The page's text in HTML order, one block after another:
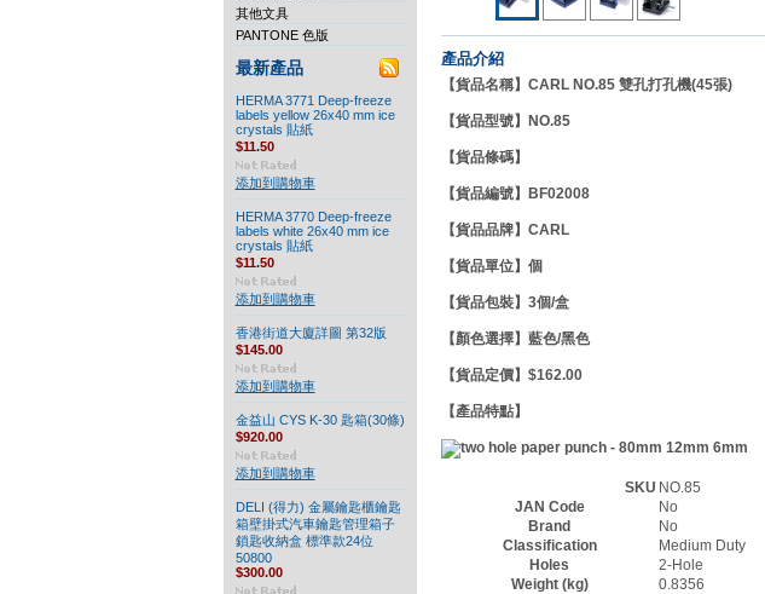
其他文具
PANTONE 色版
最新產品
HERMA 3771 Deep-freeze
labels yellow 26x40 mm ice
crystals 貼紙
$11.50
添加到購物車
HERMA 3770 Deep-freeze
labels white 26x40 mm ice
crystals 貼紙
$11.50
添加到購物車
香港街道大廈詳圖 第32版
$145.00
添加到購物車
金益山 CYS K-30 匙箱(30條)
$920.00
添加到購物車
DELI (得力) 金屬鑰匙櫃鑰匙
箱壁掛式汽車鑰匙管理箱子
鎖匙收納盒 標準款24位
50800
$300.00
產品介紹
【貨品名稱】CARL NO.85 雙孔打孔機(45張)
【貨品型號】NO.85
【貨品條碼】
【貨品編號】BF02008
【貨品品牌】CARL
【貨品單位】個
【貨品包裝】3個/盒
【顏色選擇】藍色/黑色
【貨品定價】$162.00
【產品特點】
SKU NO.85
JAN Code
No
Brand
No
Classification
Medium Duty
Holes
2-Hole
Weight (kg)
0.8356